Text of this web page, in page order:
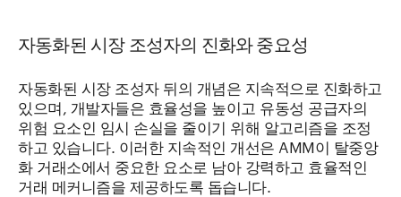
자동화된 시장 조성자의 진화와 중요성
자동화된 시장 조성자 뒤의 개념은 지속적으로 진화하고
있으며, 개발자들은 효율성을 높이고 유동성 공급자의
위험 요소인 임시 손실을 줄이기 위해 알고리즘을 조정
하고 있습니다. 이러한 지속적인 개선은 AMM이 탈중앙
화 거래소에서 중요한 요소로 남아 강력하고 효율적인
거래 메커니즘을 제공하도록 돕습니다.